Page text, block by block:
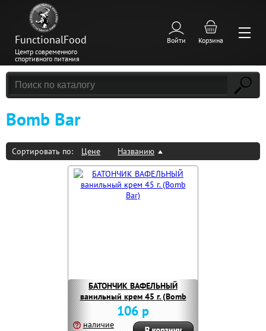
FunctionalFood
Центр современного
спортивного питания
Войти Корзина
Bomb Bar
Сортировать по: Цене Названию
БАТОНЧИК ВАФЕЛЬНЫЙ
ванильный крем 45 г. (Bomb
Bar)
106 р
наличие